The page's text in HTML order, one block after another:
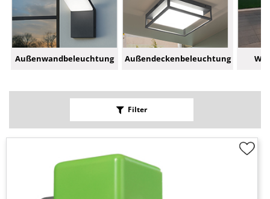
Außenwandbeleuchtung Außendeckenbeleuchtung
Filter